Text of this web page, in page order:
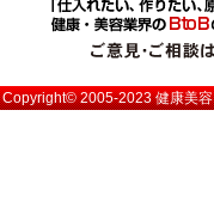
Copyright© 2005-2023健康美